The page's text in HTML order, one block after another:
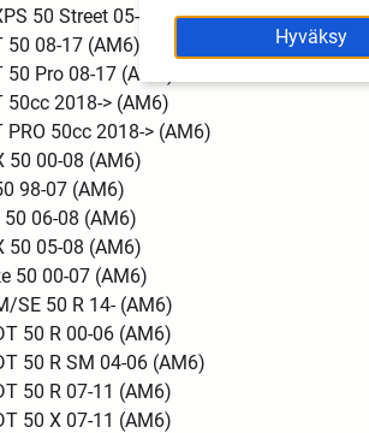
50 Street 05- (AM6)
50 08-17 (AM6)
50 Pro 08-17 (AM6)
50cc 2018-> (AM6)
PRO 50cc 2018-> (AM6)
50 00-08 (AM6)
98-07 (AM6)
50 06-08 (AM6)
50 05-08 (AM6)
50 00-07 (AM6)
SE 50 R 14- (AM6)
50 R 00-06 (AM6)
50 R SM 04-06 (AM6)
50 R 07-11 (AM6)
50 X 07-11 (AM6)
Hyväksy